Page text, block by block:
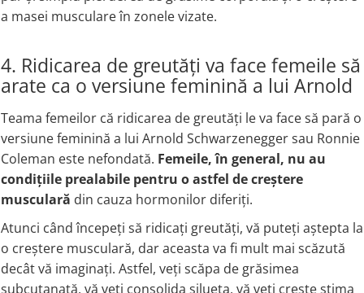
a masei musculare în zonele vizate.
4. Ridicarea de greutăți va face femeile să
arate ca o versiune feminină a lui Arnold
Teama femeilor că ridicarea de greutăți le va face să pară o
versiune feminină a lui Arnold Schwarzenegger sau Ronnie
Coleman este nefondată. Femeile, în general, nu au
condițiile prealabile pentru o astfel de creștere
musculară din cauza hormonilor diferiți.
Atunci când începeți să ridicați greutăți, vă puteți aștepta la
o creștere musculară, dar aceasta va fi mult mai scăzută
decât vă imaginați. Astfel, veți scăpa de grăsimea
subcutanată, vă veți consolida silueta, vă veți crește stima